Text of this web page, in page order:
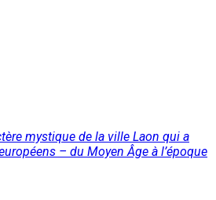
mystique de la ville Laon qui a
– du Moyen Âge à l’époque